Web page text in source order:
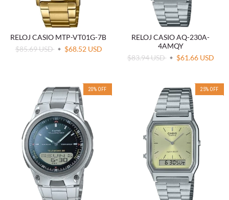
RELOJ CASIO MTP-VT01G-7B
$85.69 USD
$68.52 USD
RELOJ CASIO AQ-230A-
4AMQY
$83.94 USD
$61.66 USD
20% OFF 25% OFF